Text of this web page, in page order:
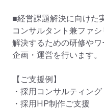
■経営課題解決に向けた
コンサルタント兼ファ
解決するための研修や
企画・運営を行います。
【ご支援例】
・採用コンサルティング
・採用HP制作ご支援